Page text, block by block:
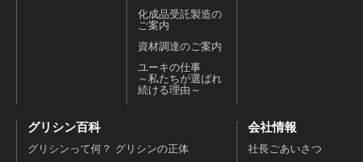
化成品受託製造の
ご案内
資材調達のご案内
ユーキの仕事
～私たちが選ばれ
続ける理由～
グリシン百科
グリシンって何？ グリシンの正体
会社情報
社長ごあいさつ